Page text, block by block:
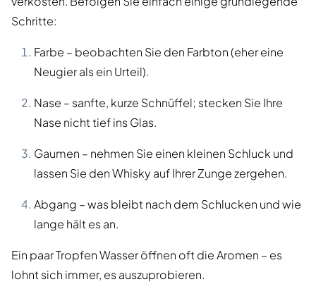
Schritte:
Farbe – beobachten Sie den Farbton (eher eine
Neugier als ein Urteil).
Nase – sanfte, kurze Schnüffel; stecken Sie Ihre
Nase nicht tief ins Glas.
Gaumen – nehmen Sie einen kleinen Schluck und
lassen Sie den Whisky auf Ihrer Zunge zergehen.
Abgang – was bleibt nach dem Schlucken und wie
lange hält es an.
Ein paar Tropfen Wasser öffnen oft die Aromen – es
lohnt sich immer, es auszuprobieren.